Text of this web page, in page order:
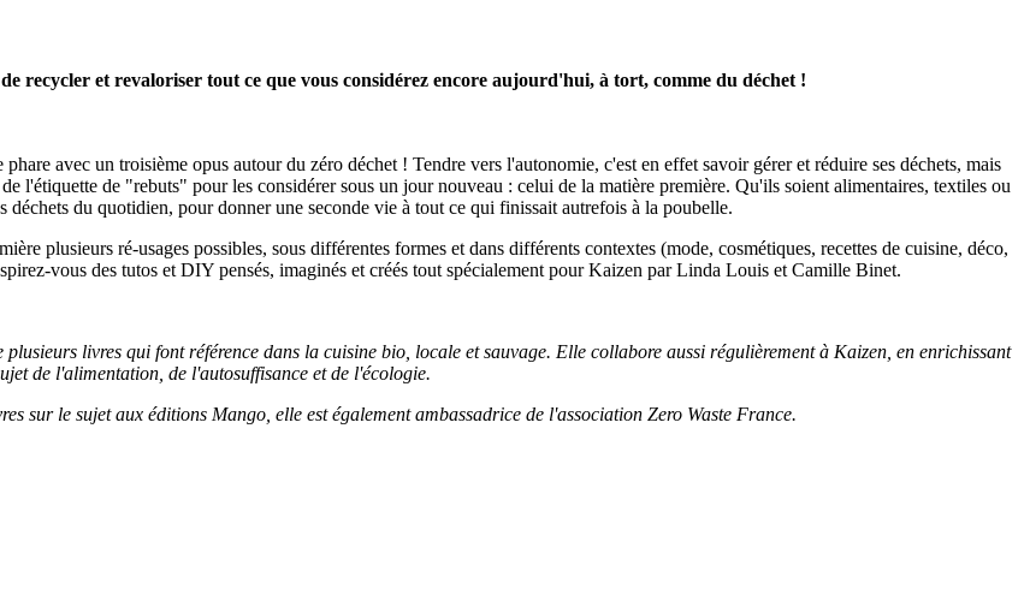
recycler et revaloriser tout ce que vous considérez encore aujourd'hui, à tort, comme du déchet !
avec un troisième opus autour du zéro déchet ! Tendre vers l'autonomie, c'est en effet savoir gérer et réduire ses déchets, mais
l'étiquette de "rebuts" pour les considérer sous un jour nouveau : celui de la matière première. Qu'ils soient alimentaires, textiles ou
déchets du quotidien, pour donner une seconde vie à tout ce qui finissait autrefois à la poubelle.
plusieurs ré-usages possibles, sous différentes formes et dans différents contextes (mode, cosmétiques, recettes de cuisine, déco,
vous des tutos et DIY pensés, imaginés et créés tout spécialement pour Kaizen par Linda Louis et Camille Binet.
livres qui font référence dans la cuisine bio, locale et sauvage. Elle collabore aussi régulièrement à Kaizen, en enrichissant
de l'alimentation, de l'autosuffisance et de l'écologie.
sur le sujet aux éditions Mango, elle est également ambassadrice de l'association Zero Waste France.